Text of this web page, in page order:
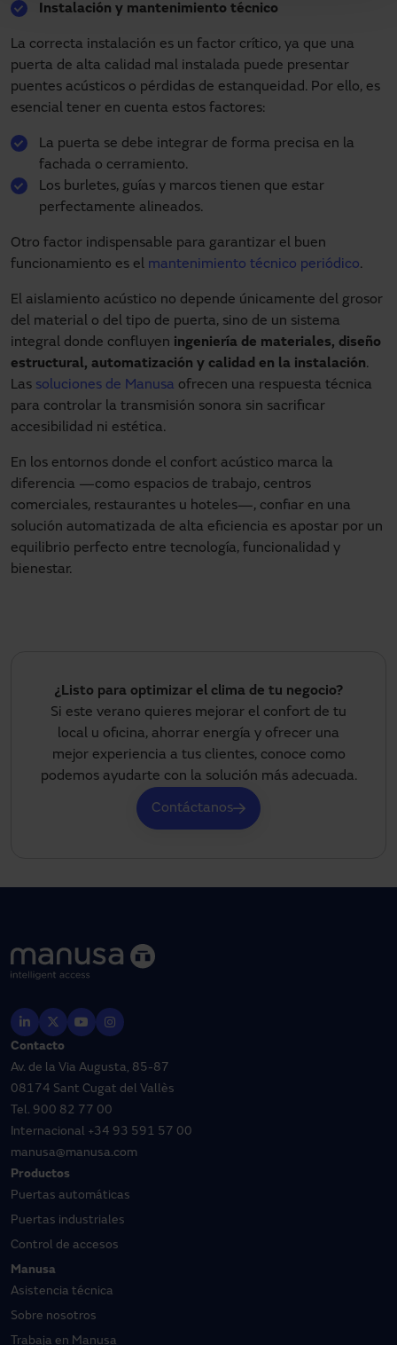
Instalación y mantenimiento técnico
La correcta instalación es un factor crítico, ya que una
puerta de alta calidad mal instalada puede presentar
puentes acústicos o pérdidas de estanqueidad. Por ello, es
esencial tener en cuenta estos factores:
La puerta se debe integrar de forma precisa en la
fachada o cerramiento.
Los burletes, guías y marcos tienen que estar
perfectamente alineados.
Otro factor indispensable para garantizar el buen
funcionamiento es el mantenimiento técnico periódico.
El aislamiento acústico no depende únicamente del grosor
del material o del tipo de puerta, sino de un sistema
integral donde confluyen ingeniería de materiales, diseño
estructural, automatización y calidad en la instalación.
Las soluciones de Manusa ofrecen una respuesta técnica
para controlar la transmisión sonora sin sacrificar
accesibilidad ni estética.
En los entornos donde el confort acústico marca la
diferencia —como espacios de trabajo, centros
comerciales, restaurantes u hoteles—, confiar en una
solución automatizada de alta eficiencia es apostar por un
equilibrio perfecto entre tecnología, funcionalidad y
bienestar.
¿Listo para optimizar el clima de tu negocio?
Si este verano quieres mejorar el confort de tu
local u oficina, ahorrar energía y ofrecer una
mejor experiencia a tus clientes, conoce como
podemos ayudarte con la solución más adecuada.
Contáctanos
Contacto
Av. de la Via Augusta, 85-87
08174 Sant Cugat del Vallès
Tel. 900 82 77 00
Internacional +34 93 591 57 00
manusa@manusa.com
Productos
Puertas automáticas
Puertas industriales
Control de accesos
Manusa
Asistencia técnica
Sobre nosotros
Trabaja en Manusa